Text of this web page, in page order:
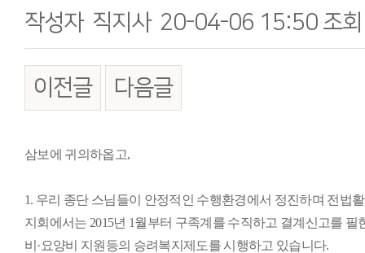
작성자 직지사 20-04-06 15:50 조회
이전글 다음글
본문
삼보에 귀의하옵고,
1. 우리 종단 스님들이 안정적인 수행환경에서 정진하며 전법
지회에서는 2015년 1월부터 구족계를 수직하고 결계신고를 필
비 ·요양비 지원등의 승려복지제도를 시행하고 있습니다.